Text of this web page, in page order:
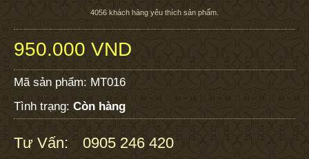
4056 khách hàng yêu thích sản phẩm.
950.000 VND
Mã sản phẩm: MT016
Tình trạng: Còn hàng
Tư Vấn: 0905 246 420